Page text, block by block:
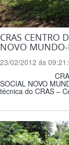
CRAS CENTRO
NOVO
23/02/2012 ás
CRAS
SOCIAL NOVO
técnica do CRAS –